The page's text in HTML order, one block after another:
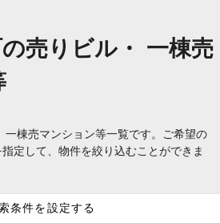
売りビル・ 一棟売
一棟売マンション等一覧です。ご希望の
定して、物件を絞り込むことができま
条件を設定する